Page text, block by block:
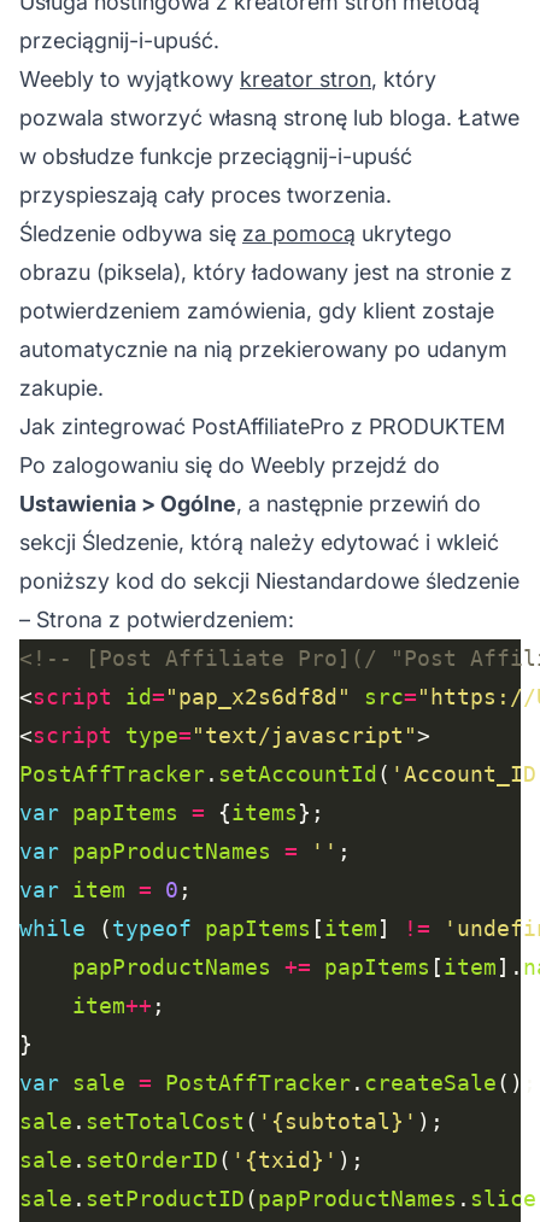
przeciągnij-i-upuść.
Weebly to wyjątkowy kreator stron, który
pozwala stworzyć własną stronę lub bloga. Łatwe
w obsłudze funkcje przeciągnij-i-upuść
przyspieszają cały proces tworzenia.
Śledzenie odbywa się za pomocą ukrytego
obrazu (piksela), który ładowany jest na stronie z
potwierdzeniem zamówienia, gdy klient zostaje
automatycznie na nią przekierowany po udanym
zakupie.
Jak zintegrować PostAffiliatePro z PRODUKTEM
Po zalogowaniu się do Weebly przejdź do
Ustawienia > Ogólne, a następnie przewiń do
sekcji Śledzenie, którą należy edytować i wkleić
poniższy kod do sekcji Niestandardowe śledzenie
– Strona z potwierdzeniem:
<!-- [Post Affiliate Pro](/ "Post Affiliate
<script id="pap_x2s6df8d" src="https://
<script type="text/javascript"
PostAffTracker. setAccountId(
var papItems = {items
var papProductNames = ''
var item = 0
while (typeof papItems [item] !=
papProductNames
+= papItems [item].
item++
var sale = PostAffTracker. createSale
sale . setTotalCost ( '{subtotal}'
sale . setOrderID( '{txid}'
sale . setProductID(papProductNames . slice